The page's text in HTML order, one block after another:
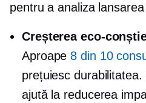
pentru a analiza
Creștereaeco-
Aproape 8 din 10
prețuiesc
ajută la reducerea